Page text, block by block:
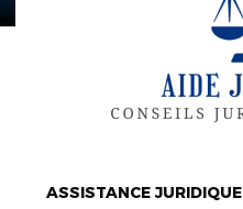
ASSISTANCE JURIDIQUE